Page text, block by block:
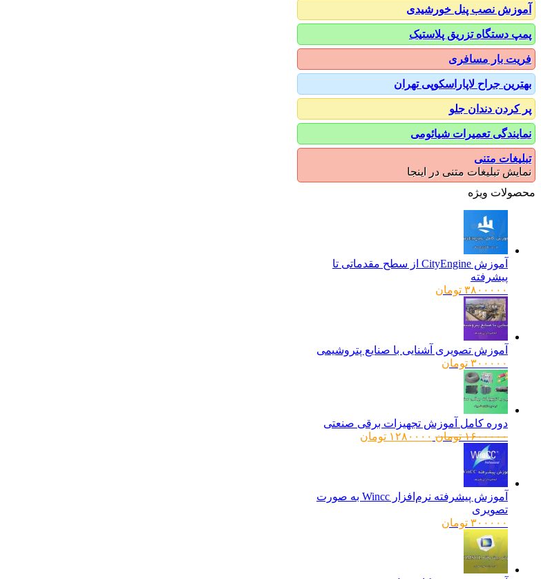
آموزش نصب پنل خورشیدی
پمپ دستگاه تزریق پلاستیک
فریت بار مسافری
بهترین جراح لاپاراسکوپی تهران
پر کردن دندان جلو
نمایندگی تعمیرات شیائومی
تبلیغات متنی
نمایش تبلیغات متنی در اینجا
محصولات ویژه
آموزش CityEngine از سطح مقدماتی تا
پیشرفته
۳۸۰۰۰۰۰ تومان
آموزش تصویری آشنایی با صنایع پتروشیمی
۳۰۰۰۰۰ تومان
دوره کامل آموزش تجهیزات برقی صنعتی
۱۶۰۰۰۰۰ تومان قیمت
۱۲۸۰۰۰۰ تومان
آموزش پیشرفته نرم‌افزار Wincc به صورت
تصویری
۳۰۰۰۰۰ تومان